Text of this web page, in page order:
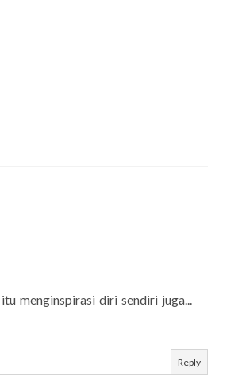
menginspirasi diri sendiri juga...
Reply